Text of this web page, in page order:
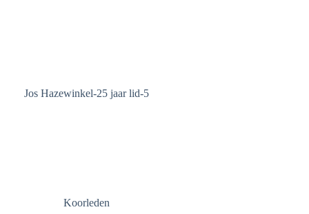
Jos Hazewinkel-25 jaar lid-5
Koorleden